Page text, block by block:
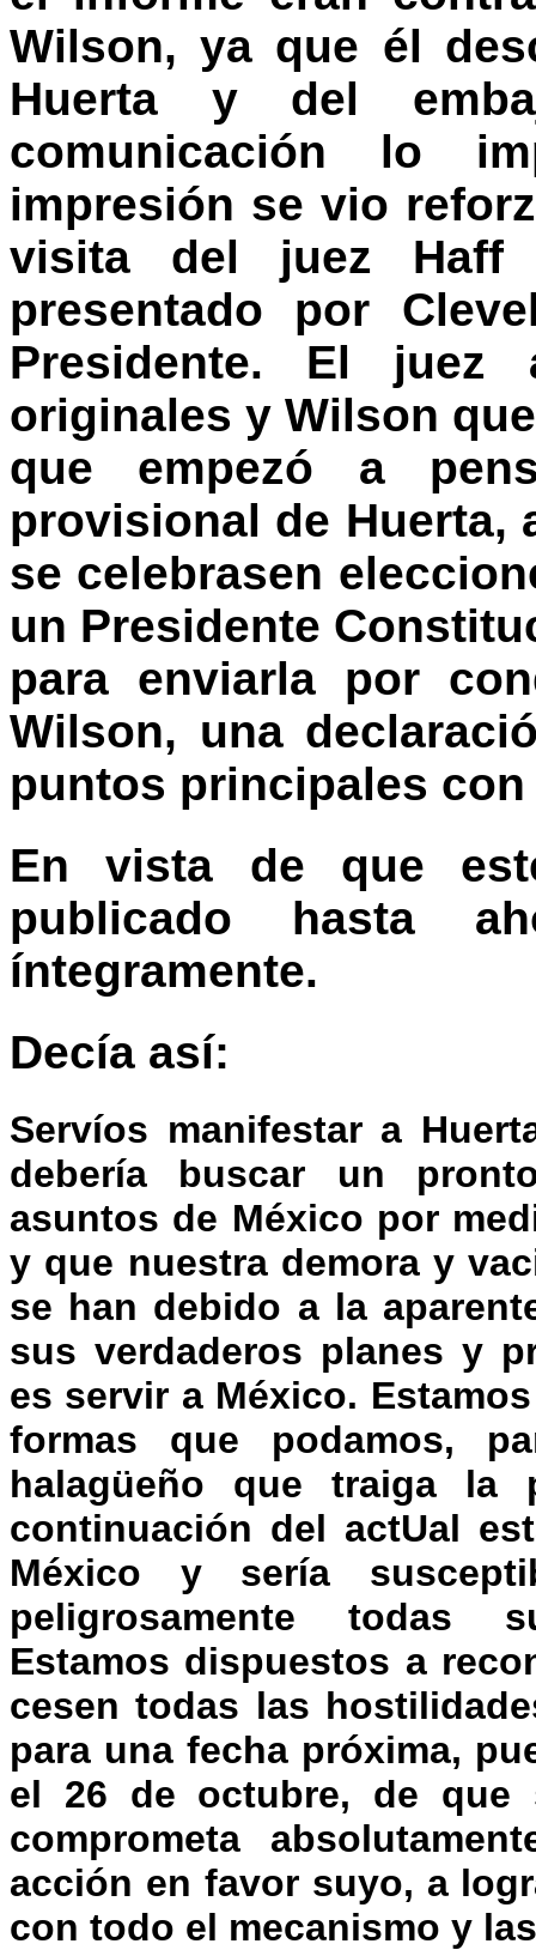
Wilson, ya que él
Huerta y del
comunicación lo
impresión se vio
visita del juez
presentado por
Presidente. El juez
originales y Wilson
que empezó a
provisional de Huerta,
se celebrasen
un Presidente
para enviarla por
Wilson, una
puntos principales
En vista de que
publicado hasta
íntegramente.
Decía así:
Servíos manifestar a
debería buscar un
asuntos de México por
y que nuestra demora y
se han debido a la
sus verdaderos planes y
es servir a México.
formas que podamos,
halagüeño que traiga la
continuación del actUal
México y sería
peligrosamente todas
Estamos dispuestos a
cesen todas las
para una fecha próxima,
el 26 de octubre, de
comprometa
acción en favor suyo, a
con todo el mecanismo y